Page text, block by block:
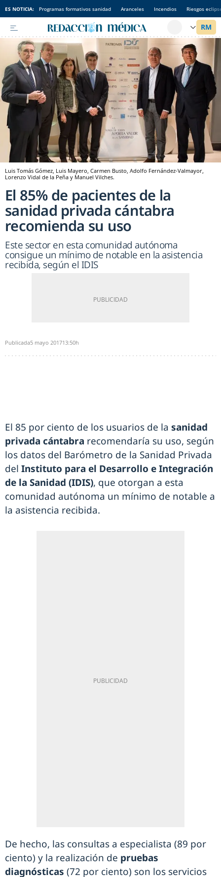
ES NOTICIA: Programas formativos sanidad Aranceles Incendios Riesgos
Luis Tomás Gómez, Luis Mayero, Carmen Busto, Adolfo Fernández-Valmayor,
Lorenzo Vidal de la Peña y Manuel Vilches.
El 85% de pacientes de la
sanidad privada cántabra
recomienda su uso
Este sector en esta comunidad autónoma
consigue un mínimo de notable en la asistencia
recibida, según el IDIS
Publicada5 mayo 201713:50h
El 85 por ciento de los usuarios de la sanidad
privada cántabra recomendaría su uso, según
los datos del Barómetro de la Sanidad Privada
del Instituto para el Desarrollo e Integración
de la Sanidad (IDIS), que otorgan a esta
comunidad autónoma un mínimo de notable a
la asistencia recibida.
De hecho, las consultas a especialista (89 por
ciento) y la realización de pruebas
diagnósticas (72 por ciento) son los servicios